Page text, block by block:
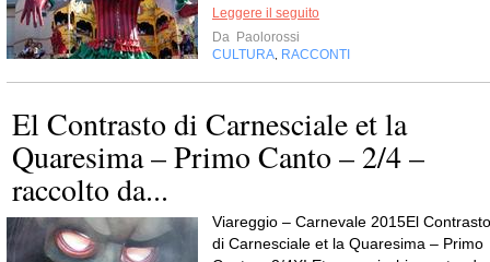
Leggere il seguito
Da Paolorossi
CULTURA RACCONTI
El Contrasto di Carnesciale et la
Quaresima – Primo Canto – 2/4 –
raccolto da...
Viareggio – Carnevale 2015El Contrasto
di Carnesciale et la Quaresima – Primo